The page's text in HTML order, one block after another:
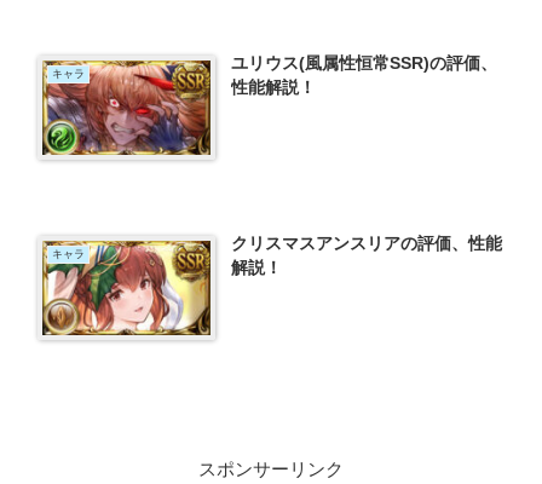
キャラ
ユリウス(風属性恒常SSR)の評価、
性能解説！
キャラ
クリスマスアンスリアの評価、性能
解説！
スポンサーリンク